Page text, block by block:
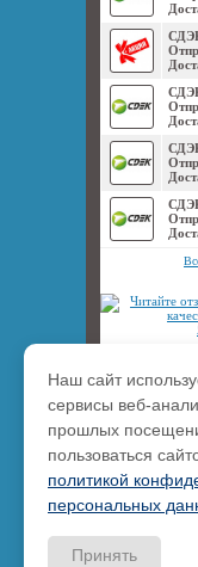
Наш сайт
сервисы веб-
прошлых
пользоваться
политикой
персональных
Принять